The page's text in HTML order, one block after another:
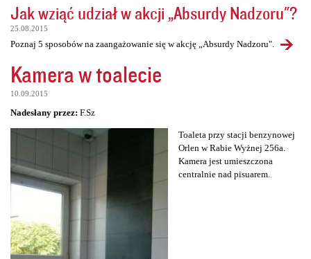
Jak wziąć udział w akcji „Absurdy Nadzoru"?
25.08.2015
Poznaj 5 sposobów na zaangażowanie się w akcję „Absurdy Nadzoru".
Kamera w toalecie
10.09.2015
Nadesłany przez: F.Sz
Toaleta przy stacji benzynowej
Orlen w Rabie Wyżnej 256a.
Kamera jest umieszczona
centralnie nad pisuarem.